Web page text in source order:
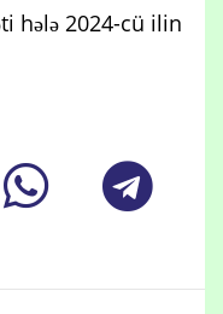
hələ 2024-cü ilin